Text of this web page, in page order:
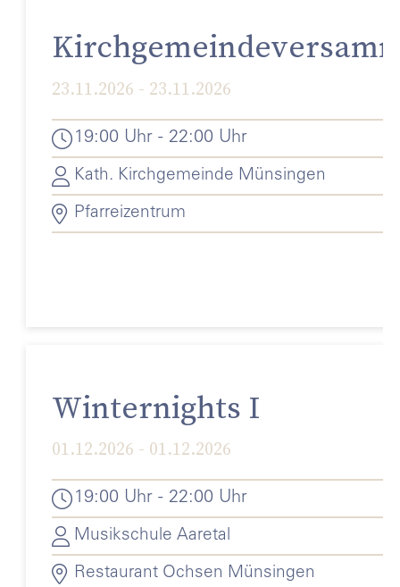
23.11.2026 - 23.11.2026
19:00 Uhr - 22:00 Uhr
Kath. Kirchgemeinde Münsingen
Pfarreizentrum
Winternights I
01.12.2026 - 01.12.2026
19:00 Uhr - 22:00 Uhr
Musikschule Aaretal
Restaurant Ochsen Münsingen